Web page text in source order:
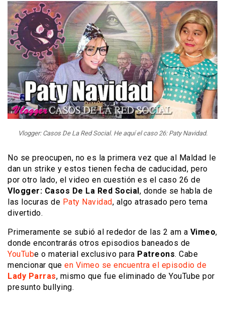
Vlogger: Casos De La Red Social. He aquí el caso 26: Paty Navidad.
No se preocupen, no es la primera vez que al Maldad le
dan un strike y estos tienen fecha de caducidad, pero
por otro lado, el video en cuestión es el caso 26 de
Vlogger: Casos De La Red Social, donde se habla de
las locuras de Paty Navidad, algo atrasado pero tema
divertido.
Primeramente se subió al rededor de las 2 am a Vimeo,
donde encontrarás otros episodios baneados de
YouTube o material exclusivo para Patreons. Cabe
mencionar que en Vimeo se encuentra el episodio de
Lady Parras, mismo que fue eliminado de YouTube por
presunto bullying.